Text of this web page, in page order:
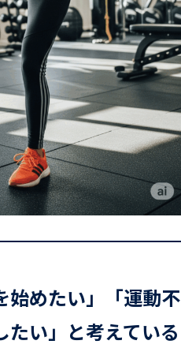
始めたい」「運動不
い」と考えている